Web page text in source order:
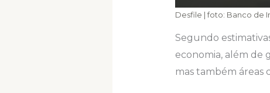
Desfile | foto: Banco de
Segundo
economia, além de
mas também áreas